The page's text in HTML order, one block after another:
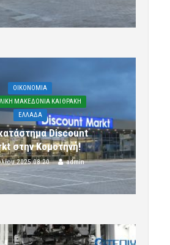
OIKONOMIA
ΜΑΚΕΔΟΝΙΑ ΚΑΙ ΘΡΑΚΗ
ΕΛΛΑΔΑ
Discount
στην Κομοτηνή!
2025 08:20 admin